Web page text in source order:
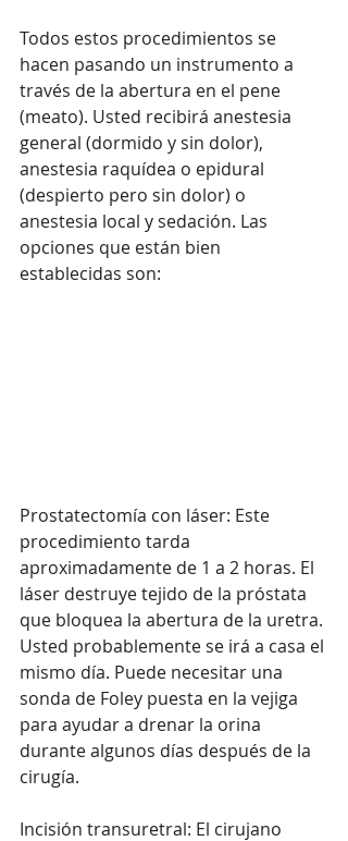
Todos estos procedimientos se
hacen pasando un instrumento a
través de la abertura en el pene
(meato). Usted recibirá anestesia
general (dormido y sin dolor),
anestesia raquídea o epidural
(despierto pero sin dolor) o
anestesia local y sedación. Las
opciones que están bien
establecidas son:
Prostatectomía con láser: Este
procedimiento tarda
aproximadamente de 1 a 2 horas. El
láser destruye tejido de la próstata
que bloquea la abertura de la uretra.
Usted probablemente se irá a casa el
mismo día. Puede necesitar una
sonda de Foley puesta en la vejiga
para ayudar a drenar la orina
durante algunos días después de la
cirugía.
Incisión transuretral: El cirujano